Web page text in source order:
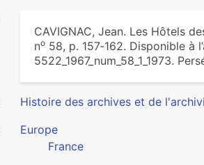
CAVIGNAC, Jean. Les Hôtels
no 58, p. 157‑162. Disponible à
5522_1967_num_58_1_1973.
Histoire des archives et de
Europe
France